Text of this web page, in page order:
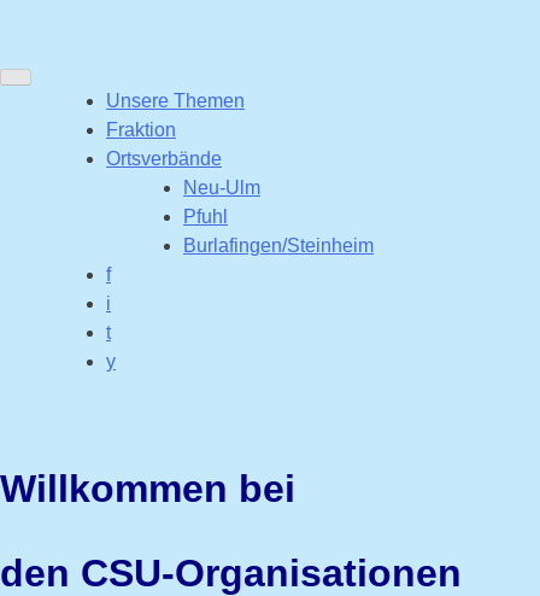
Unsere Themen
Fraktion
Ortsverbände
Neu-Ulm
Pfuhl
Burlafingen/Steinheim
f
i
t
y
Willkommen bei
den CSU-Organisationen